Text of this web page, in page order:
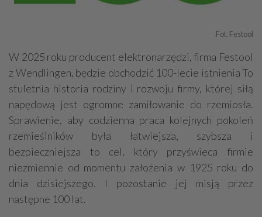
Fot. Festool
W 2025 roku producent elektronarzędzi, firma Festool
z Wendlingen, będzie obchodzić 100-lecie istnienia To
stuletnia historia rodziny i rozwoju firmy, której siłą
napędową jest ogromne zamiłowanie do rzemiosła.
Sprawienie, aby codzienna praca kolejnych pokoleń
rzemieślników była łatwiejsza, szybsza i
bezpieczniejsza to cel, który przyświeca firmie
niezmiennie od momentu założenia w 1925 roku do
dnia dzisiejszego. I pozostanie jej misją przez
następne 100 lat.